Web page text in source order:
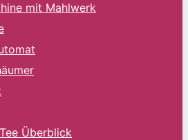
mit Mahlwerk
Überblick